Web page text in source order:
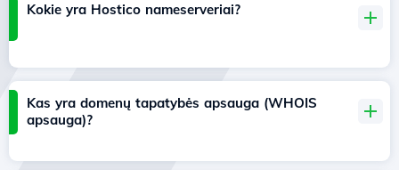
Kokie yra Hostico nameserveriai?
Kas yra domenų tapatybės apsauga (WHOIS
apsauga)?